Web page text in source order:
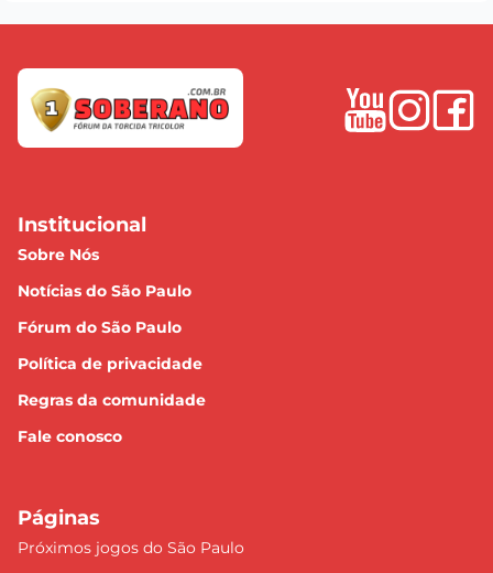
Institucional
Sobre Nós
Notícias do São Paulo
Fórum do São Paulo
Política de privacidade
Regras da comunidade
Fale conosco
Páginas
Próximos jogos do São Paulo